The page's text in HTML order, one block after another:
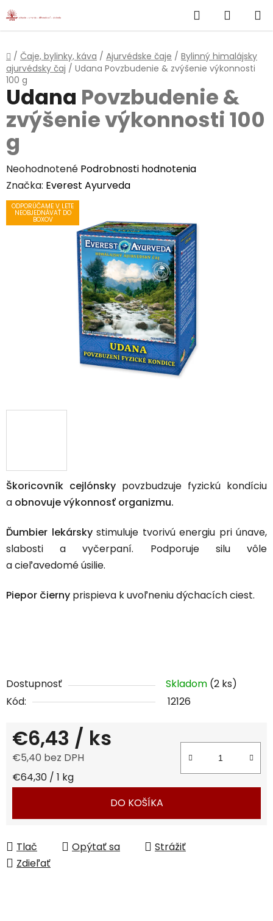
Prejsť
na
Hľadať
KOŠÍK
Domov
/ Čaje, bylinky, káva / Ajurvédske čaje / Bylinný himalájsky
ajurvédsky čaj / Udana Povzbudenie & zvýšenie výkonnosti
100 g
Škoricovník cejlónsky povzbudzuje fyzickú kondíciu
a obnovuje výkonnosť organizmu.
Ďumbier lekársky stimuluje tvorivú energiu pri únave,
slabosti a vyčerpaní. Podporuje silu vôle
a cieľavedomé úsilie.
Piepor čierny prispieva k uvoľneniu dýchacích ciest.
Dostupnosť Skladom (2 ks)
Kód:
12126
€6,43 / ks
€5,40 bez DPH
Jednotková cena:
€64,30 / 1 kg
DO KOŠÍKA
Tlač Opýtať sa
Strážiť
Zdieľať
Udana Povzbudenie &
zvýšenie výkonnosti 100
g
Priemerné
hodnotenie
produktu
Neohodnotené Podrobnosti hodnotenia
Značka: Everest Ayurveda
ODPORÚČAME V LETE
NEOBJEDNÁVAŤ DO
BOXOV